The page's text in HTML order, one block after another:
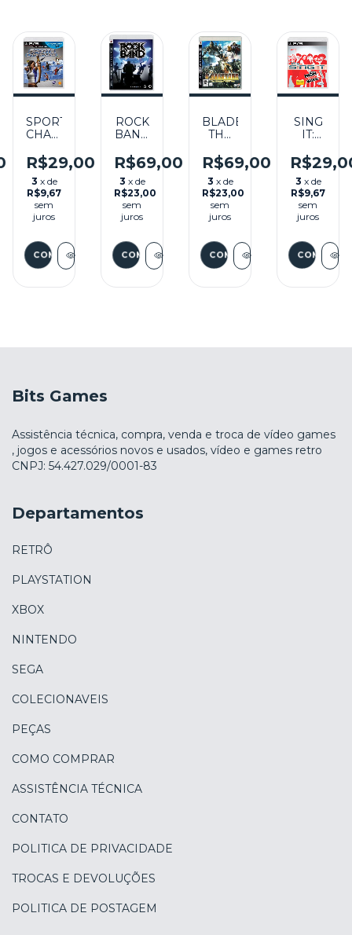
SPORTS
CHAMPIONS
- PS3
R$29,00
3 x de
R$9,67
sem
juros
ROCK
BAND
- PS3
R$69,00
3 x de
R$23,00
sem
juros
BLADESTORM
THE
YEARS
WAR
SEMINOVO
– PS3
R$69,00
3 x de
R$23,00
sem
juros
SING
IT:
SCHOOL
MUSIC
3
- PS3
3 x de
R$9,67
sem
juros
Bits Games
Assistência técnica, compra, venda e troca de vídeo games
, jogos e acessórios novos e usados, vídeo e games retro
CNPJ: 54.427.029/0001-83
Departamentos
RETRÔ
PLAYSTATION
XBOX
NINTENDO
SEGA
COLECIONAVEIS
PEÇAS
COMO COMPRAR
ASSISTÊNCIA TÉCNICA
CONTATO
POLITICA DE PRIVACIDADE
TROCAS E DEVOLUÇÕES
POLITICA DE POSTAGEM